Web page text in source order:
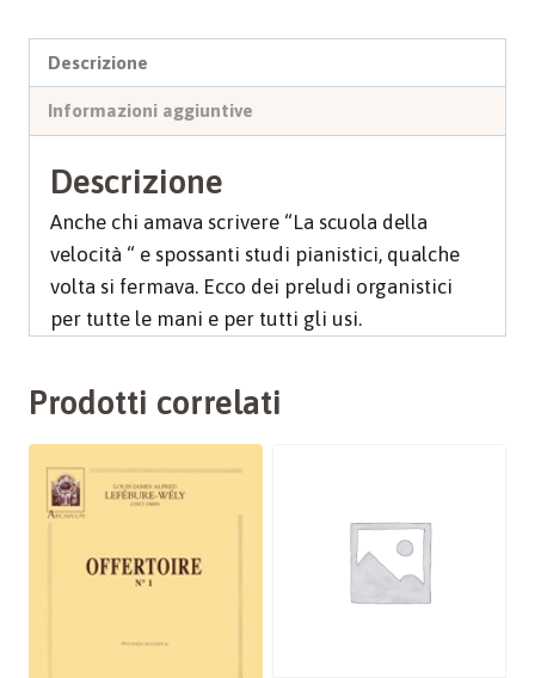
Descrizione
Informazioni aggiuntive
Descrizione
Anche chi amava scrivere “La scuola della
velocità “ e spossanti studi pianistici, qualche
volta si fermava. Ecco dei preludi organistici
per tutte le mani e per tutti gli usi.
Prodotti correlati